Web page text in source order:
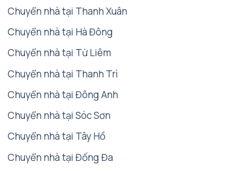
Chuyển nhà tại Thanh Xuân
Chuyển nhà tại Hà Đông
Chuyển nhà tại Từ Liêm
Chuyển nhà tại Thanh Trì
Chuyển nhà tại Đông Anh
Chuyển nhà tại Sóc Sơn
Chuyển nhà tại Tây Hồ
Chuyển nhà tại Đống Đa